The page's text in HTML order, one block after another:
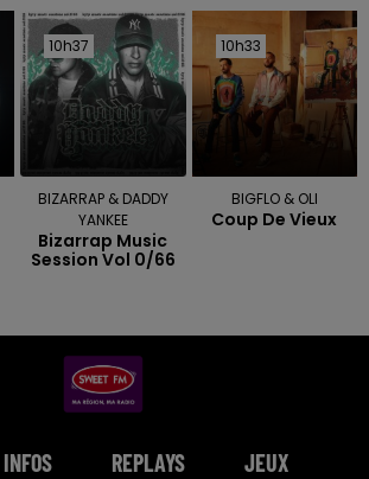
10h37
10h37
BIZARRAP & DADDY
YANKEE
Bizarrap Music
Session Vol 0/66
10h33
10h33
BIGFLO & OLI
Coup De Vieux
INFOS REPLAYS JEUX